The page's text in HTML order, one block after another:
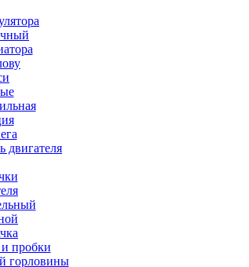
двигателя
пробки
горловины